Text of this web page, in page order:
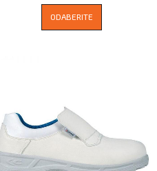
ODABERITE